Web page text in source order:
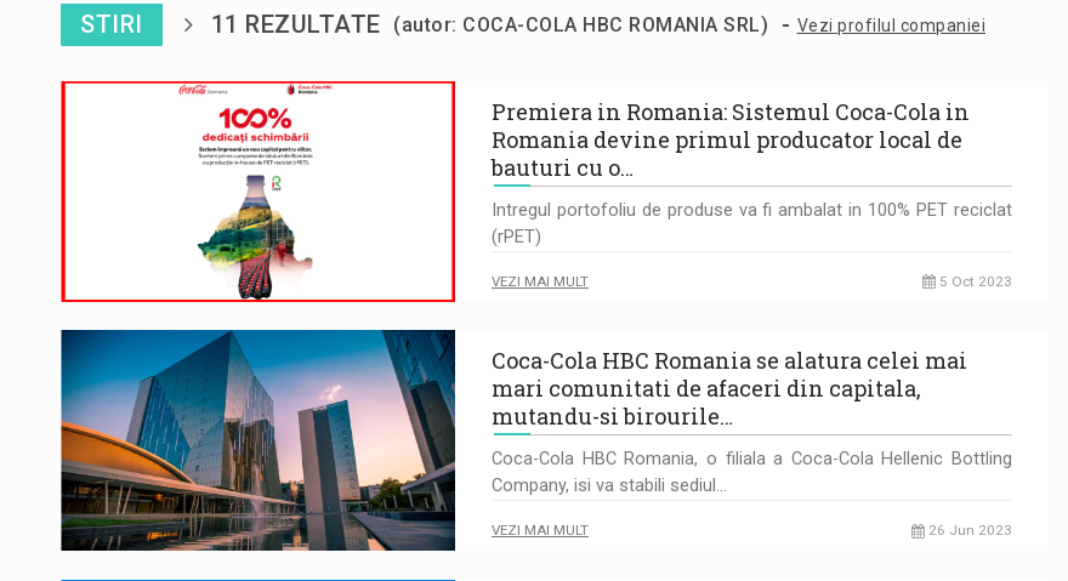
STIRI 11 REZULTATE (autor: COCA-COLA HBC ROMANIA SRL) - Vezi profilul companiei
Premiera in Romania: Sistemul Coca-Cola in
Romania devine primul producator local de
bauturi cu o…
Intregul portofoliu de produse va fi ambalat in 100% PET reciclat
(rPET)
VEZI MAI MULT 5 Oct 2023
Coca-Cola HBC Romania se alatura celei mai
mari comunitati de afaceri din capitala,
mutandu-si birourile…
Coca-Cola HBC Romania, o filiala a Coca-Cola Hellenic Bottling
Company, isi va stabili sediul…
VEZI MAI MULT 26 Jun 2023